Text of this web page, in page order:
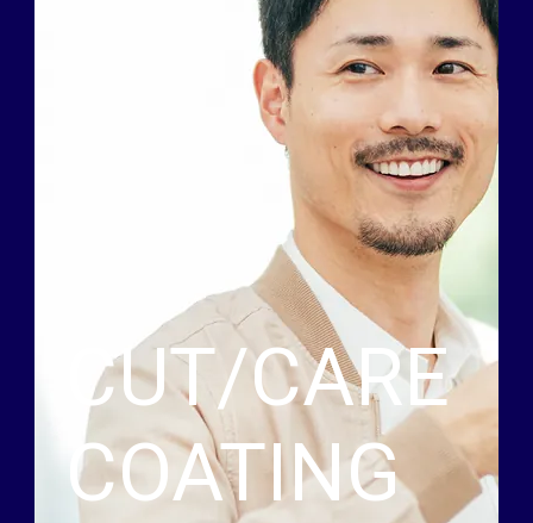
CUT/CARE
COATING